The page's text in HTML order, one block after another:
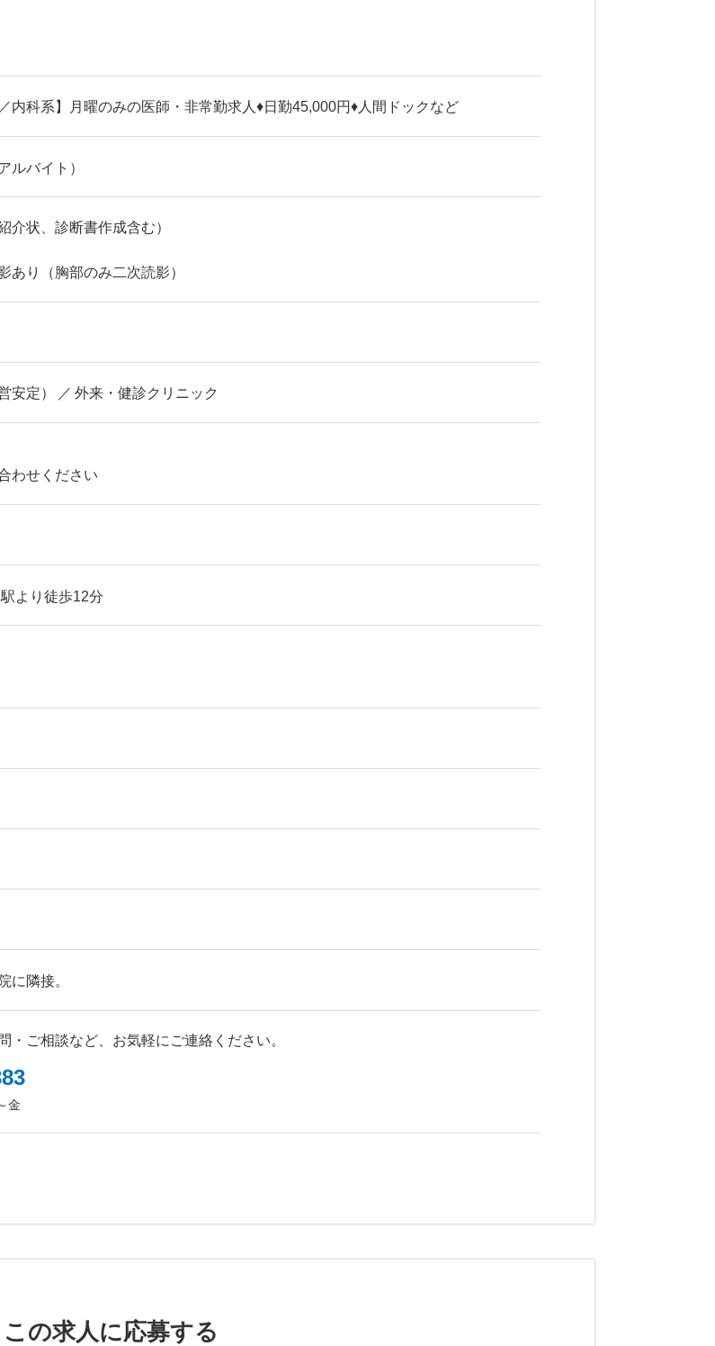
内科系】月曜のみの医師・非常勤求人♦日勤45,000円♦人間ドックなど
ルバイト）
介状、診断書作成含む）
あり（胸部のみ二次読影）
安定） 外来・健診クリニック
わせください
より徒歩12分
に隣接。
・ご相談など、お気軽にご連絡ください。
金
この求人に応募する